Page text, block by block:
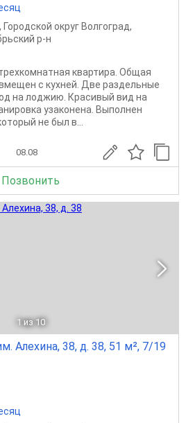
, Городской округ Волгоград,
р-н
квартира. Общая
с кухней. Две раздельные
на лоджию. Красивый вид на
узаконена. Bыполнeн
не был в...
08.08
Позвонить
1 из 10
Алехина, 38, д. 38, 51 м², 7/19